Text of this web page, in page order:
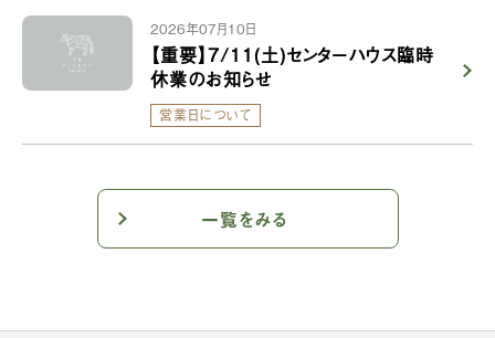
2026年07月10日
【重要】7/11(土)センターハウス臨時
休業のお知らせ
営業日について
一覧をみる